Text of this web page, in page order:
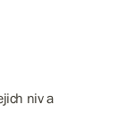
niv a